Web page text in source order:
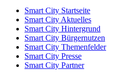
Smart City Startseite
Smart City Aktuelles
Smart City Hintergrund
Smart City Bürgernutzen
Smart City Themenfelder
Smart City Presse
Smart City Partner